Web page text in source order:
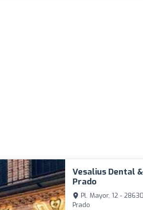
Vesalius Dental
Prado
Pl. Mayor, 12 -
Prado